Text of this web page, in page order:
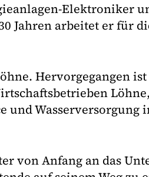
Elektroniker
Jahren arbeitet er für
Hervorgegangen
und Wasserversorgung
von Anfang an das